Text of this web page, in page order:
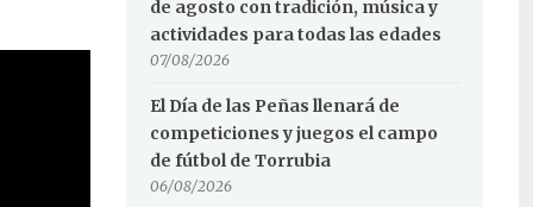
de agosto con tradición, música y
actividades para todas las edades
07/08/2026
El Día de las Peñas llenará de
competiciones y juegos el campo
de fútbol de Torrubia
06/08/2026